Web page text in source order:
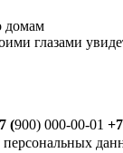
домам
глазами
(900) 000-00-01
персональных